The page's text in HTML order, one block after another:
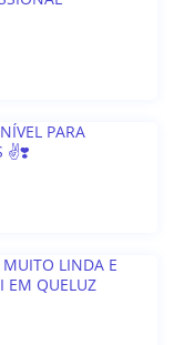
PARA
✌️❣️
MUITO LINDA E
EM QUELUZ